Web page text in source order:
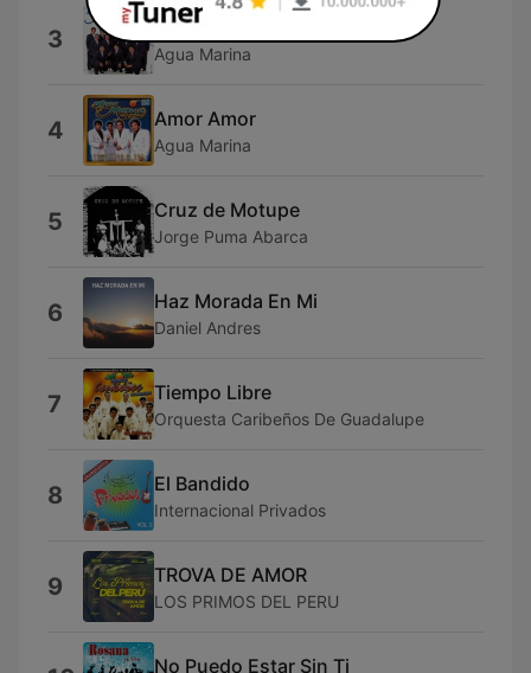
3 Dolor Y Llanto
Agua Marina
4 Amor Amor
Agua Marina
5 Cruz de Motupe
Jorge Puma Abarca
6 Haz Morada En Mi
Daniel Andres
7 Tiempo Libre
Orquesta Caribeños De Guadalupe
8 El Bandido
Internacional Privados
9 TROVA DE AMOR
LOS PRIMOS DEL PERU
No Puedo Estar Sin Ti